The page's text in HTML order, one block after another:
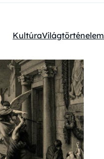
Kategóriák:
KultúraVilágtörténelem